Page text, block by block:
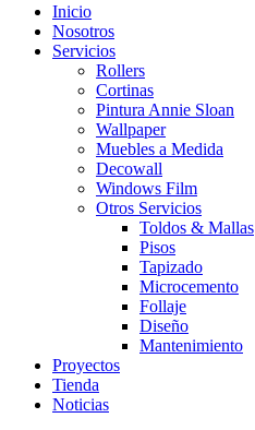
Inicio
Nosotros
Servicios
Rollers
Cortinas
Pintura Annie Sloan
Wallpaper
Muebles a Medida
Decowall
Windows Film
Otros Servicios
Toldos & Mallas
Pisos
Tapizado
Microcemento
Follaje
Diseño
Mantenimiento
Proyectos
Tienda
Noticias